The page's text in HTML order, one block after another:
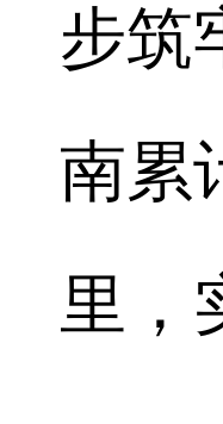
步筑
南累
里，